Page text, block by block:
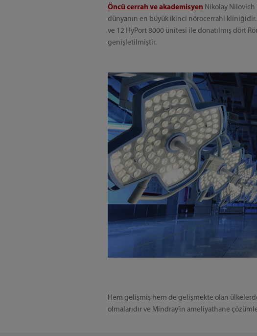
Öncü cerrah ve akademisyen Nikolay Nilovich
dünyanın en büyük ikinci nörocerrahi kliniğidir.
ve 12 HyPort 8000 ünitesi ile donatılmış dört
genişletilmiştir.
Hem gelişmiş hem de gelişmekte olan
olmalarıdır ve Mindray’in ameliyathane